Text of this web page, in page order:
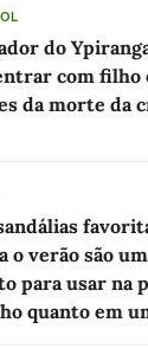
do
com filho
da morte da
o verão são
para usar na
quanto em